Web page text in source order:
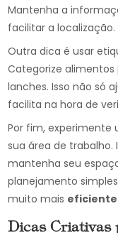
Mantenha a
facilitar a localização.
Outra dica é usar
Categorize
lanches. Isso não só
facilita na hora de
Por fim, experimente
sua área de
mantenha seu
planejamento
muito mais
Dicas Criativas